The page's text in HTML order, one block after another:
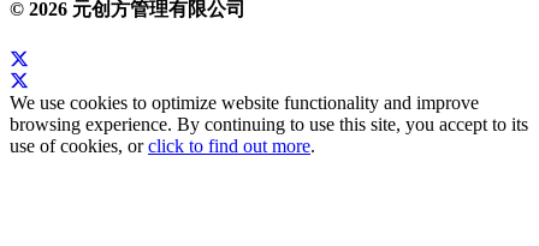
© 2026 元创方管理有限公司
We use cookies to optimize website functionality and improve
browsing experience. By continuing to use this site, you accept to its
use of cookies, orclick to find out more.